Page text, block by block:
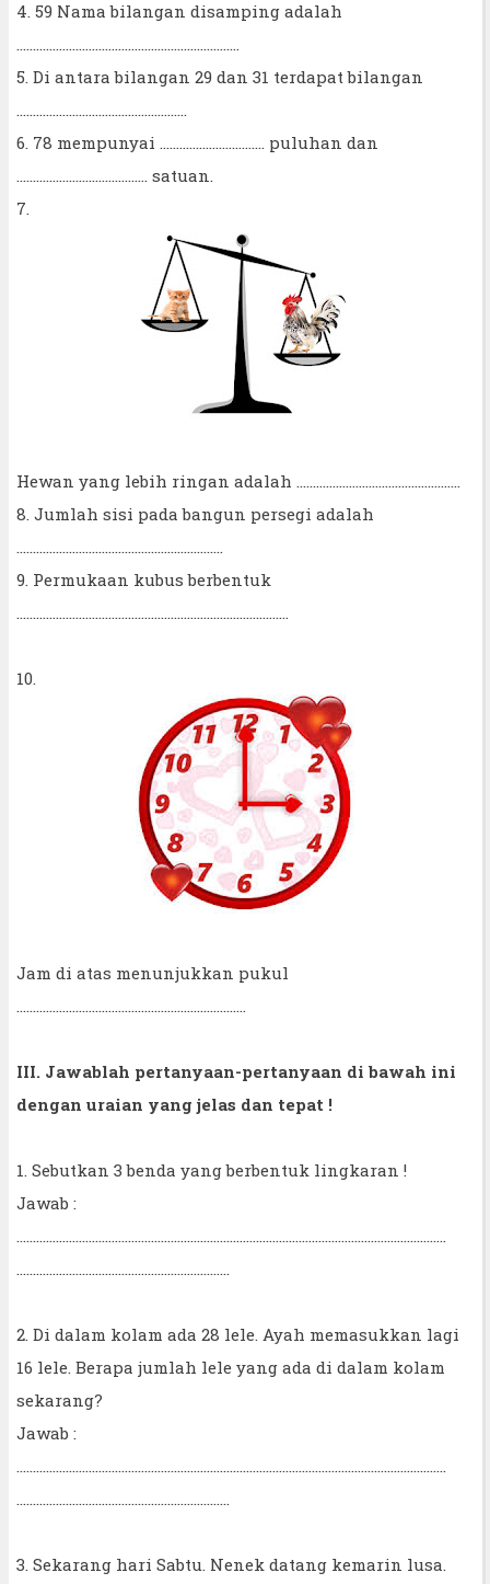
4. 59 Nama bilangan disamping adalah
5. Di antara bilangan 29 dan 31 terdapat bilangan
6. 78 mempunyai ................................ puluhan dan
........................................ satuan.
7.
Hewan yang lebih ringan adalah ..................................................
8. Jumlah sisi pada bangun persegi adalah
9. Permukaan kubus berbentuk
10.
Jam di atas menunjukkan pukul
III. Jawablah pertanyaan-pertanyaan di bawah ini
dengan uraian yang jelas dan tepat !
1. Sebutkan 3 benda yang berbentuk lingkaran !
Jawab :
2. Di dalam kolam ada 28 lele. Ayah memasukkan lagi
16 lele. Berapa jumlah lele yang ada di dalam kolam
sekarang?
Jawab :
3. Sekarang hari Sabtu. Nenek datang kemarin lusa.